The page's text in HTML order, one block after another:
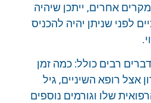
אחרים, ייתכן שיהיה
לפני שניתן יהיה להכניס
רבים כולל: כמה זמן
אצל רופא השיניים, גיל
שלו וגורמים נוספים